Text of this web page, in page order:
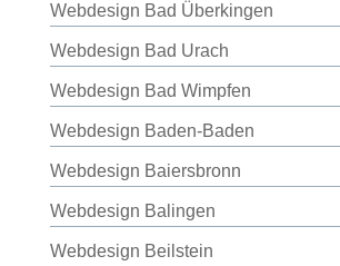
Webdesign Bad Überkingen
Webdesign Bad Urach
Webdesign Bad Wimpfen
Webdesign Baden-Baden
Webdesign Baiersbronn
Webdesign Balingen
Webdesign Beilstein